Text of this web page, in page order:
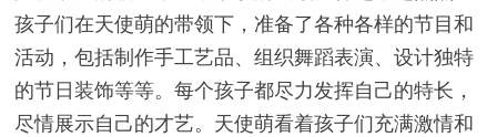
孩子们在天使萌的带领下，准备了各种各样的节目和
活动，包括制作手工艺品、组织舞蹈表演、设计独特
的节日装饰等等。每个孩子都尽力发挥自己的特长，
尽情展示自己的才艺。天使萌看着孩子们充满激情和